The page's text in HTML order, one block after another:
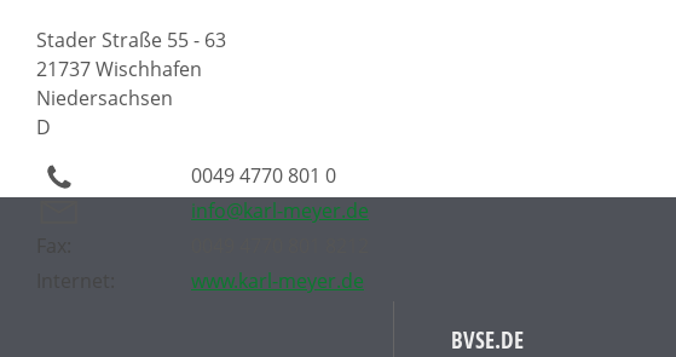
Stader Straße 55 - 63
21737 Wischhafen
Niedersachsen
D
0049 4770 801 0
info@karl-meyer.de
www.karl-meyer.de
BVSE.DE